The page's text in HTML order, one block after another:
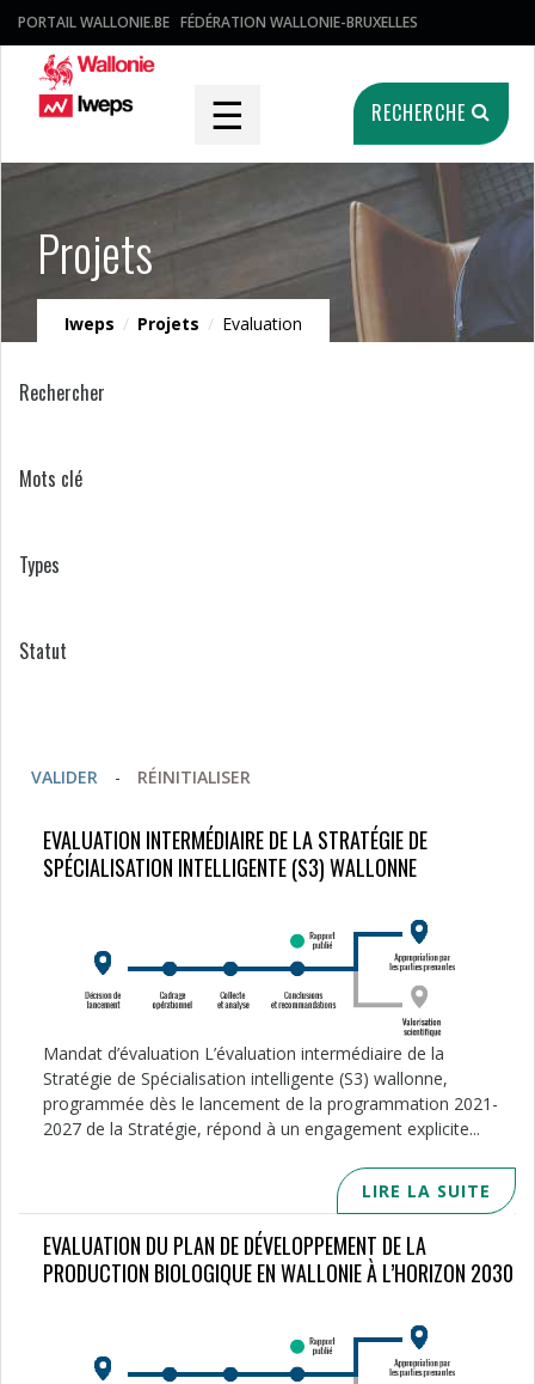
PORTAIL WALLONIE.BE FÉDÉRATION WALLONIE-BRUXELLES
☰ RECHERCHE
Projets
Iweps / Projets / Evaluation
Rechercher
Mots clé
Types
Statut
VALIDER - RÉINITIALISER
EVALUATION INTERMÉDIAIRE DE LA STRATÉGIE DE
SPÉCIALISATION INTELLIGENTE (S3) WALLONNE
Mandat d’évaluation L’évaluation intermédiaire de la
Stratégie de Spécialisation intelligente (S3) wallonne,
programmée dès le lancement de la programmation 2021-
2027 de la Stratégie, répond à un engagement explicite...
LIRE LA SUITE
EVALUATION DU PLAN DE DÉVELOPPEMENT DE LA
PRODUCTION BIOLOGIQUE EN WALLONIE À L’HORIZON 2030